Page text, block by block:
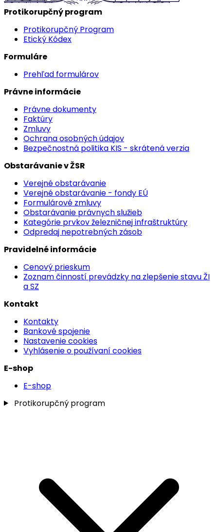
Protikorupčný program
Protikorupčný Program
Etický Kódex
Formuláre
Prehľad formulárov
Právne informácie
Právne dokumenty
Faktúry
Zmluvy
Ochrana osobných údajov
Bezpečnostná politika KIS - skrátená verzia
Obstarávanie v ŽSR
Verejné obstarávanie
Verejné obstarávanie - fondy EÚ
Formulárové zmluvy
Obstarávanie právnych služieb
Kategórie prvkov železničnej infraštruktúry
Odpredaj nepotrebných zásob
Pravidelné informácie
Cenový prieskum
Zoznam činností prevádzky na zlepšenie stavu ŽI
a SZ
Kontakt
Kontakty
Bankové spojenie
Nastavenie cookies
Vyhlásenie o používaní cookies
E-shop
E-shop
Protikorupčný program